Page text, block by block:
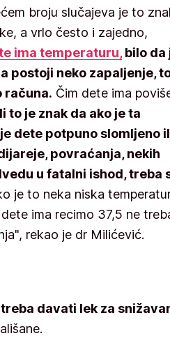
broju slučajeva je to
a vrlo često i zajedno,
ima temperaturu,bilo da
postoji neko zapaljenje,
računa. Čim dete ima
to je znak da ako je ta
dete potpuno slomljeno
povraćanja, nekih
u fatalni ishod, treba
je to neka niska
ima recimo 37,5 ne
rekao je dr Milićević.
davati lek za